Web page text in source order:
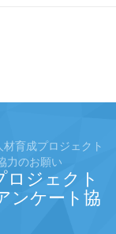
育成プロジェクト
力のお願い
ロジェクト
ンケート協